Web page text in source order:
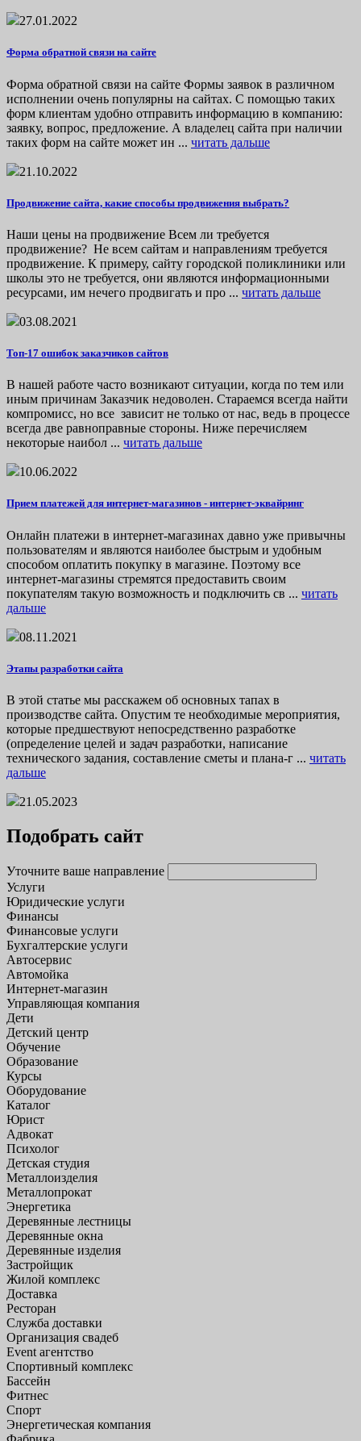
27.01.2022
Форма обратной связи на сайте
Форма обратной связи на сайте Формы заявок в различном
исполнении очень популярны на сайтах. С помощью таких
форм клиентам удобно отправить информацию в компанию:
заявку, вопрос, предложение. А владелец сайта при наличии
таких форм на сайте может ин ... читать дальше
21.10.2022
Продвижение сайта, какие способы продвижения выбрать?
Наши цены на продвижение Всем ли требуется
продвижение? Не всем сайтам и направлениям требуется
продвижение. К примеру, сайту городской поликлиники или
школы это не требуется, они являются информационными
ресурсами, им нечего продвигать и про ... читать дальше
03.08.2021
Топ-17 ошибок заказчиков сайтов
В нашей работе часто возникают ситуации, когда по тем или
иным причинам Заказчик недоволен. Стараемся всегда найти
компромисс, но все зависит не только от нас, ведь в процессе
всегда две равноправные стороны. Ниже перечисляем
некоторые наибол ... читать дальше
10.06.2022
Прием платежей для интернет-магазинов - интернет-эквайринг
Онлайн платежи в интернет-магазинах давно уже привычны
пользователям и являются наиболее быстрым и удобным
способом оплатить покупку в магазине. Поэтому все
интернет-магазины стремятся предоставить своим
покупателям такую возможность и подключить св ... читать
дальше
08.11.2021
Этапы разработки сайта
В этой статье мы расскажем об основных тапах в
производстве сайта. Опустим те необходимые мероприятия,
которые предшествуют непосредственно разработке
(определение целей и задач разработки, написание
технического задания, составление сметы и плана-г ... читать
дальше
21.05.2023
Подобрать сайт
Уточните ваше направление
Услуги
Юридические услуги
Финансы
Финансовые услуги
Бухгалтерские услуги
Автосервис
Автомойка
Интернет-магазин
Управляющая компания
Дети
Детский центр
Обучение
Образование
Курсы
Оборудование
Каталог
Юрист
Адвокат
Психолог
Детская студия
Металлоизделия
Металлопрокат
Энергетика
Деревянные лестницы
Деревянные окна
Деревянные изделия
Застройщик
Жилой комплекс
Доставка
Ресторан
Служба доставки
Организация свадеб
Event агентство
Спортивный комплекс
Бассейн
Фитнес
Спорт
Энергетическая компания